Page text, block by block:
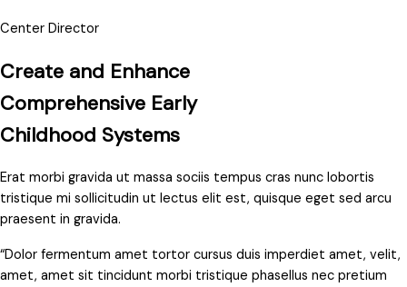
Center Director
Create and Enhance
Comprehensive Early
Childhood Systems
Erat morbi gravida ut massa sociis tempus cras nunc lobortis
tristique mi sollicitudin ut lectus elit est, quisque eget sed arcu
praesent in gravida.
“Dolor fermentum amet tortor cursus duis imperdiet amet, velit,
amet, amet sit tincidunt morbi tristique phasellus nec pretium